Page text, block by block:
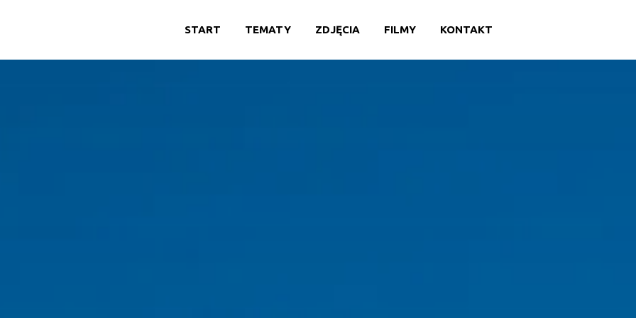
START TEMATY ZDJĘCIA FILMY KONTAKT